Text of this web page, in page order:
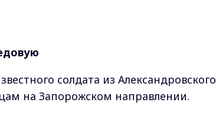
солдата из Александровского
на Запорожском направлении.